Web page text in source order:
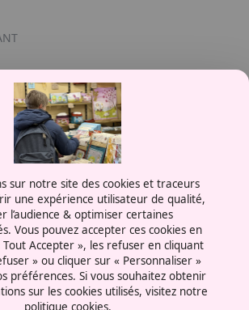
aux Bois
sur notre site des cookies et traceurs
une expérience utilisateur de qualité,
l’audience & optimiser certaines
Vous pouvez accepter ces cookies en
Accepter », les refuser en cliquant
» ou cliquer sur « Personnaliser »
préférences. Si vous souhaitez obtenir
sur les cookies utilisés, visitez notre
politique cookies.